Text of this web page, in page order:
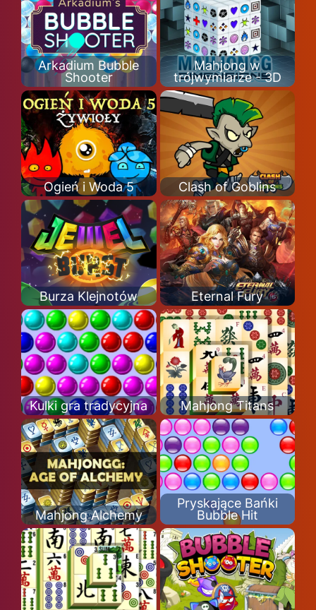
Arkadium Bubble
Shooter
Mahjong w
trójwymiarze - 3D
Ogień i Woda 5 Clash of Goblins
Burza Klejnotów Eternal Fury
Kulki gra tradycyjna Mahjong Titans
Mahjong Alchemy
Pryskające Bańki
Bubble Hit